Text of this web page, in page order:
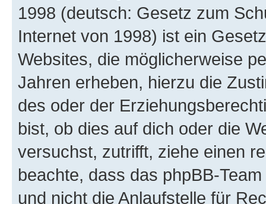
1998 (deutsch: Gesetz zum
Internet von 1998) ist ein
Websites, die möglicherweise
Jahren erheben, hierzu die
des oder der
bist, ob dies auf dich oder die
versuchst, zutrifft, ziehe einen
beachte, dass das phpBB-
und nicht die Anlaufstelle für